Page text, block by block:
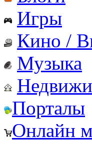
Игры
Кино /
Музыка
Порталы
Онлайн